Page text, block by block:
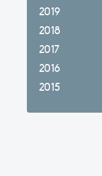
2019
2018
2017
2016
2015